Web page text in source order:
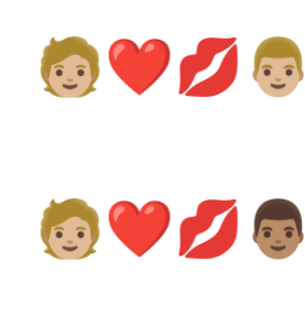
🧑🏼‍❤️‍💋‍👨🏼
🧑🏼‍❤️‍💋‍👨🏽